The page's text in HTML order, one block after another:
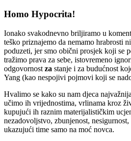
Homo Hypocrita!
Ionako svakodnevno briljiramo u
teško priznajemo da nemamo hrabrosti
poduzeti, jer smo obični prosjek koji se
tražimo prava za sebe, istovremeno
odgovornost za stanje i za budućnost
Yang (kao nespojivi pojmovi koji se
Hvalimo se kako su nam djeca
učimo ih vrijednostima, vrlinama kroz
kupujući ih raznim materijalističkim
nezadovoljstvo, zbunjenost,
ukazujući time samo na moć novca.